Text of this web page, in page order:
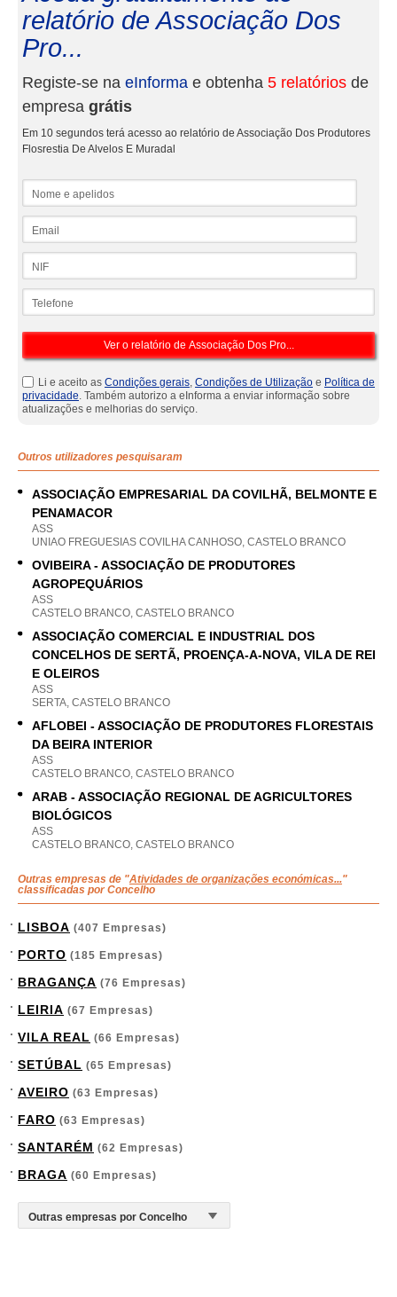
relatório de Associação Dos
Pro...
Registe-se na eInforma e obtenha 5 relatórios de
empresa grátis
Em 10 segundos terá acesso ao relatório de Associação Dos Produtores
Flosrestia De Alvelos E Muradal
Li e aceito as Condições gerais, Condições de Utilização e Política de
privacidade. Também autorizo a eInforma a enviar informação sobre
atualizações e melhorias do serviço.
Outros utilizadores pesquisaram
ASSOCIAÇÃO EMPRESARIAL DA COVILHÃ, BELMONTE E
PENAMACOR
ASS
UNIAO FREGUESIAS COVILHA CANHOSO, CASTELO BRANCO
OVIBEIRA - ASSOCIAÇÃO DE PRODUTORES
AGROPEQUÁRIOS
ASS
CASTELO BRANCO, CASTELO BRANCO
ASSOCIAÇÃO COMERCIAL E INDUSTRIAL DOS
CONCELHOS DE SERTÃ, PROENÇA-A-NOVA, VILA DE REI
E OLEIROS
ASS
SERTA, CASTELO BRANCO
AFLOBEI - ASSOCIAÇÃO DE PRODUTORES FLORESTAIS
DA BEIRA INTERIOR
ASS
CASTELO BRANCO, CASTELO BRANCO
ARAB - ASSOCIAÇÃO REGIONAL DE AGRICULTORES
BIOLÓGICOS
ASS
CASTELO BRANCO, CASTELO BRANCO
Outras empresas de "Atividades de organizações económicas..."
classificadas por Concelho
LISBOA (407 Empresas)
PORTO (185 Empresas)
BRAGANÇA (76 Empresas)
LEIRIA (67 Empresas)
VILA REAL (66 Empresas)
SETÚBAL (65 Empresas)
AVEIRO (63 Empresas)
FARO (63 Empresas)
SANTARÉM (62 Empresas)
BRAGA (60 Empresas)